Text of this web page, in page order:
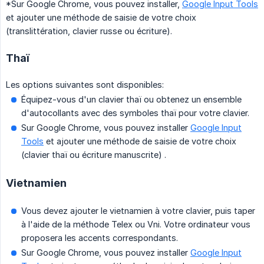
*Sur Google Chrome, vous pouvez installer, Google Input Tools
et ajouter une méthode de saisie de votre choix
(translittération, clavier russe ou écriture).
Thaï
Les options suivantes sont disponibles:
Équipez-vous d'un clavier thaï ou obtenez un ensemble
d'autocollants avec des symboles thaï pour votre clavier.
Sur Google Chrome, vous pouvez installer Google Input
Tools et ajouter une méthode de saisie de votre choix
(clavier thaï ou écriture manuscrite) .
Vietnamien
Vous devez ajouter le vietnamien à votre clavier, puis taper
à l'aide de la méthode Telex ou Vni. Votre ordinateur vous
proposera les accents correspondants.
Sur Google Chrome, vous pouvez installer Google Input